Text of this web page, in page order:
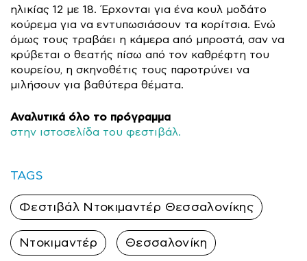
ηλικίας 12 με 18. Έρχονται για ένα κουλ μοδάτο
κούρεμα για να εντυπωσιάσουν τα κορίτσια. Ενώ
όμως τους τραβάει η κάμερα από μπροστά, σαν να
κρύβεται ο θεατής πίσω από τον καθρέφτη του
κουρείου, η σκηνοθέτις τους παροτρύνει να
μιλήσουν για βαθύτερα θέματα.
Αναλυτικά όλο το πρόγραμμα
στην ιστοσελίδα του φεστιβάλ.
TAGS
Φεστιβάλ Ντοκιμαντέρ Θεσσαλονίκης
Ντοκιμαντέρ Θεσσαλονίκη